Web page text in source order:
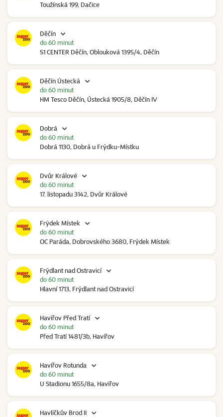
Toužínská 199, Dačice
Děčín
S1 CENTER Děčín, Oblouková 1395/4, Děčín
do 60 minut
Děčín Ústecká
HM Tesco Děčín, Ústecká 1905/8, Děčín IV
do 60 minut
Dobrá
Dobrá 1130, Dobrá u Frýdku-Místku
do 60 minut
Dvůr Králové
17. listopadu 3142, Dvůr Králové
do 60 minut
Frýdek Místek
OC Paráda, Dobrovského 3680, Frýdek Místek
do 60 minut
Frýdlant nad Ostravicí
Hlavní 1713, Frýdlant nad Ostravicí
do 60 minut
Havířov Před Tratí
Před Tratí 1481/3b, Havířov
do 60 minut
Havířov Rotunda
U Stadionu 1655/8a, Havířov
do 60 minut
Havlíčkův Brod II